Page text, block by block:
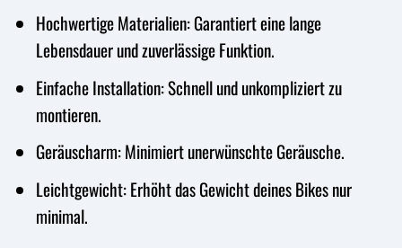
Hochwertige Materialien: Garantiert eine lange
Lebensdauer und zuverlässige Funktion.
Einfache Installation: Schnell und unkompliziert zu
montieren.
Geräuscharm: Minimiert unerwünschte Geräusche.
Leichtgewicht: Erhöht das Gewicht deines Bikes nur
minimal.